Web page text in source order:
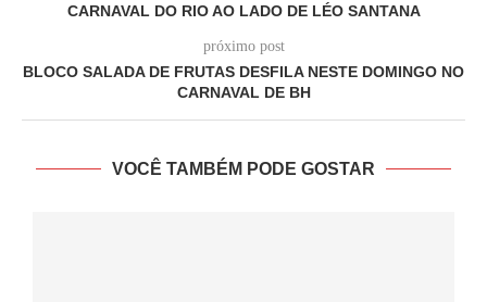
CARNAVAL DO RIO AO LADO DE LÉO SANTANA
próximo post
BLOCO SALADA DE FRUTAS DESFILA NESTE DOMINGO NO
CARNAVAL DE BH
VOCÊ TAMBÉM PODE GOSTAR